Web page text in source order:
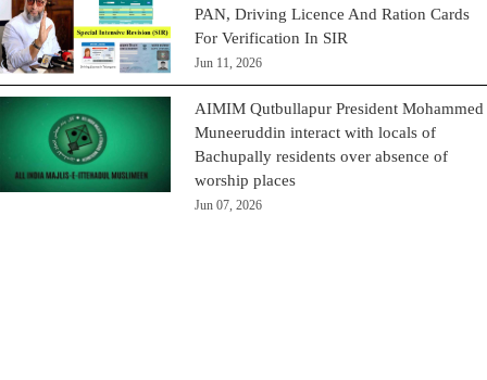
PAN, Driving Licence And Ration Cards
For Verification In SIR
Jun 11, 2026
AIMIM Qutbullapur President Mohammed
Muneeruddin interact with locals of
Bachupally residents over absence of
worship places
Jun 07, 2026